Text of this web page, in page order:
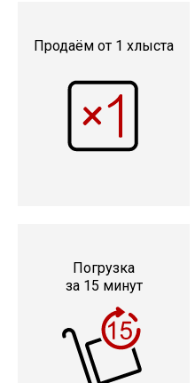
Продаём от 1 хлыста
Погрузка
за 15 минут